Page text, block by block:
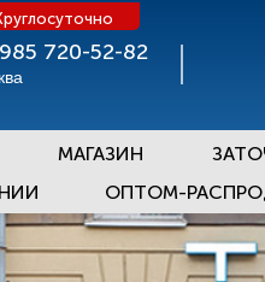
720-52-82
МАГАЗИН
ОПТОМ-